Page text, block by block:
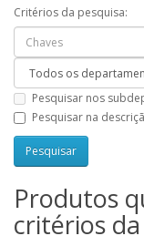
Critérios da pesquisa:
Pesquisar nos
Pesquisar na
Produtos
critérios